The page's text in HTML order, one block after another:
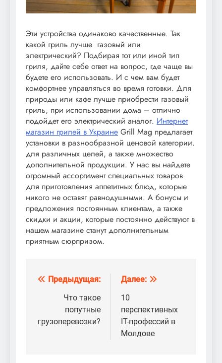
Эти устройства одинаково качественные. Так
какой гриль лучше газовый или
электрический? Подбирая тот или иной тип
гриля, дайте себе ответ на вопрос, где чаще вы
будете его использовать. И с чем вам будет
комфортнее управляться во время готовки. Для
природы или кафе лучше приобрести газовый
гриль, при использовании дома – отлично
подойдет его электрический аналог. Интернет
магазин грилей в Украине Grill Mag предлагает
установки в разнообразной ценовой категории.
для различных целей, а также множество
дополнительной продукции. У нас вы найдете
огромный ассортимент специальных товаров
для приготовления аппетитных блюд, которые
никого не оставят равнодушными. А бонусы и
предложения постоянным клиентам, а также
скидки и акции, которые постоянно действуют в
нашем магазине станут дополнительным
приятным сюрпризом.
Навигация
записям
Предыдущая:
Что такое
попутные
грузоперевозки?
Далее:
10
перспективных
IT-профессий в
Молдове